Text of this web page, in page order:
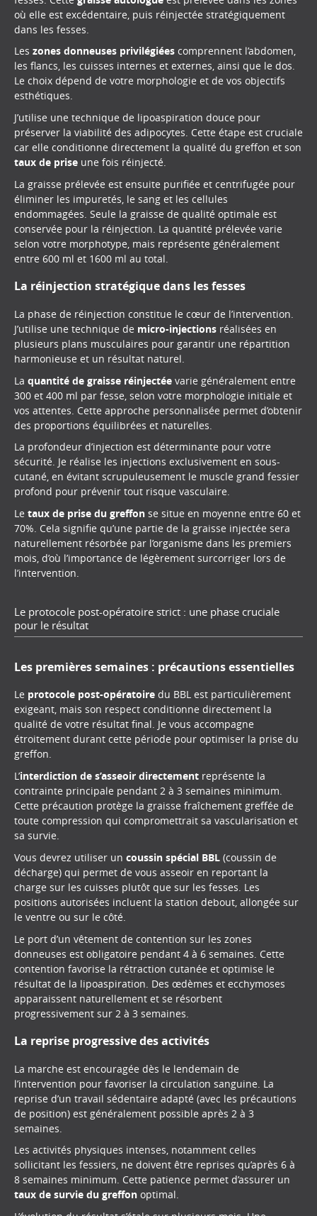
où elle est excédentaire, puis réinjectée stratégiquement
dans les fesses.
Les zones donneuses privilégiées comprennent l’abdomen,
les flancs, les cuisses internes et externes, ainsi que le dos.
Le choix dépend de votre morphologie et de vos objectifs
esthétiques.
J’utilise une technique de lipoaspiration douce pour
préserver la viabilité des adipocytes. Cette étape est cruciale
car elle conditionne directement la qualité du greffon et son
taux de prise une fois réinjecté.
La graisse prélevée est ensuite purifiée et centrifugée pour
éliminer les impuretés, le sang et les cellules
endommagées. Seule la graisse de qualité optimale est
conservée pour la réinjection. La quantité prélevée varie
selon votre morphotype, mais représente généralement
entre 600 ml et 1600 ml au total.
La réinjection stratégique dans les fesses
La phase de réinjection constitue le cœur de l’intervention.
J’utilise une technique de micro-injections réalisées en
plusieurs plans musculaires pour garantir une répartition
harmonieuse et un résultat naturel.
La quantité de graisse réinjectée varie généralement entre
300 et 400 ml par fesse, selon votre morphologie initiale et
vos attentes. Cette approche personnalisée permet d’obtenir
des proportions équilibrées et naturelles.
La profondeur d’injection est déterminante pour votre
sécurité. Je réalise les injections exclusivement en sous-
cutané, en évitant scrupuleusement le muscle grand fessier
profond pour prévenir tout risque vasculaire.
Le taux de prise du greffon se situe en moyenne entre 60 et
70%. Cela signifie qu’une partie de la graisse injectée sera
naturellement résorbée par l’organisme dans les premiers
mois, d’où l’importance de légèrement surcorriger lors de
l’intervention.
Le protocole post-opératoire strict : une phase cruciale
pour le résultat
Les premières semaines : précautions essentielles
Le protocole post-opératoire du BBL est particulièrement
exigeant, mais son respect conditionne directement la
qualité de votre résultat final. Je vous accompagne
étroitement durant cette période pour optimiser la prise du
greffon.
L’interdiction de s’asseoir directement représente la
contrainte principale pendant 2 à 3 semaines minimum.
Cette précaution protège la graisse fraîchement greffée de
toute compression qui compromettrait sa vascularisation et
sa survie.
Vous devrez utiliser un coussin spécial BBL (coussin de
décharge) qui permet de vous asseoir en reportant la
charge sur les cuisses plutôt que sur les fesses. Les
positions autorisées incluent la station debout, allongée sur
le ventre ou sur le côté.
Le port d’un vêtement de contention sur les zones
donneuses est obligatoire pendant 4 à 6 semaines. Cette
contention favorise la rétraction cutanée et optimise le
résultat de la lipoaspiration. Des œdèmes et ecchymoses
apparaissent naturellement et se résorbent
progressivement sur 2 à 3 semaines.
La reprise progressive des activités
La marche est encouragée dès le lendemain de
l’intervention pour favoriser la circulation sanguine. La
reprise d’un travail sédentaire adapté (avec les précautions
de position) est généralement possible après 2 à 3
semaines.
Les activités physiques intenses, notamment celles
sollicitant les fessiers, ne doivent être reprises qu’après 6 à
8 semaines minimum. Cette patience permet d’assurer un
taux de survie du greffon optimal.